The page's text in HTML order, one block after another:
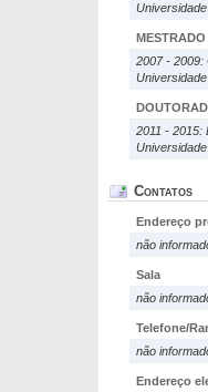
MESTRADO
2007 - 2009:
2011 - 2015:
Contatos
Endereço
não
Sala
não
Telefone/
não
Endereço